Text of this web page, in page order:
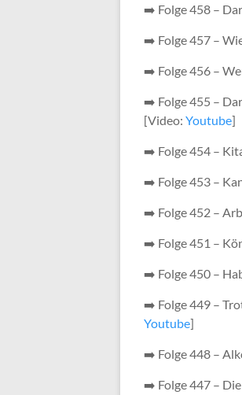
➡️ Folge 458 –
➡️ Folge 457 –
➡️ Folge 456 –
➡️ Folge 455 –
[Video: Youtube]
➡️ Folge 454 –
➡️ Folge 453 –
➡️ Folge 452 –
➡️ Folge 451 –
➡️ Folge 450 –
➡️ Folge 449 –
Youtube]
➡️ Folge 448 –
➡️ Folge 447 –